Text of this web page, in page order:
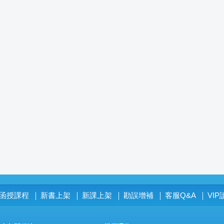
授課程 新書上架 新課上架 勘誤增補 客服Q&A VIP